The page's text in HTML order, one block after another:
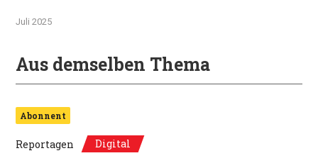
Juli 2025
Aus demselben Thema
Abonnent
Reportagen Digital